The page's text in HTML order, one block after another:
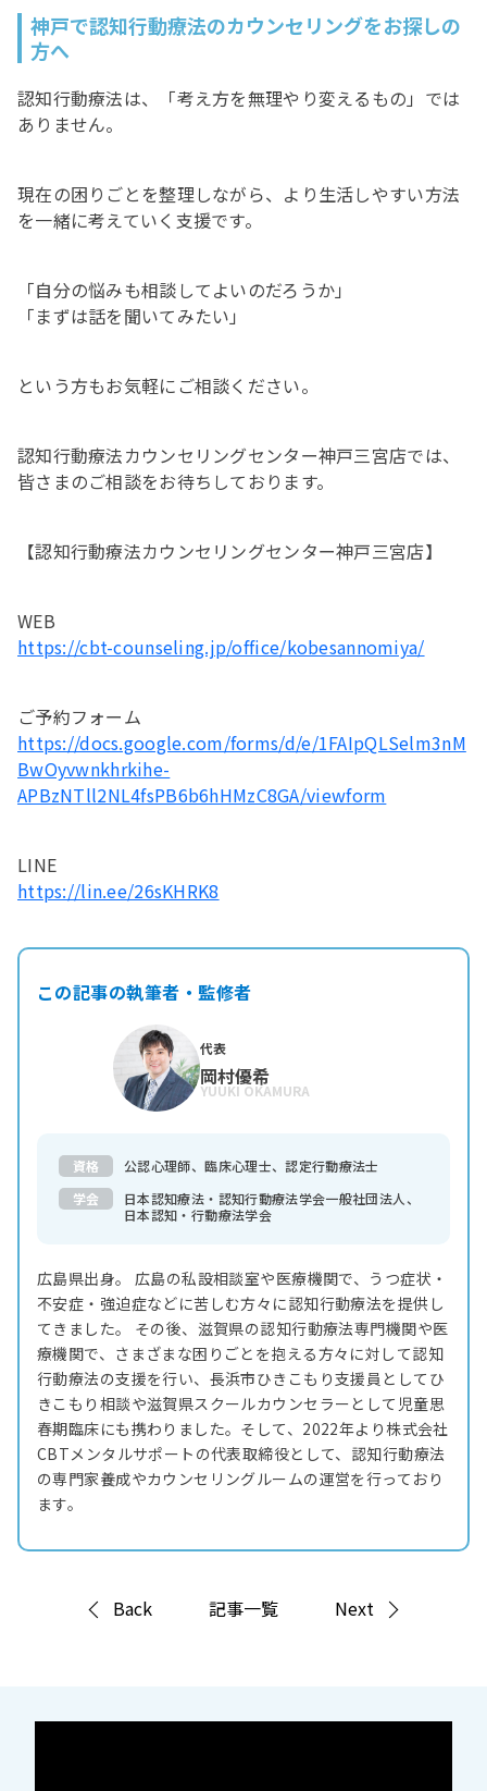
神戸で認知行動療法のカウンセリングをお探しの
方へ
認知行動療法は、「考え方を無理やり変えるもの」では
ありません。
現在の困りごとを整理しながら、より生活しやすい方法
を一緒に考えていく支援です。
「自分の悩みも相談してよいのだろうか」
「まずは話を聞いてみたい」
という方もお気軽にご相談ください。
認知行動療法カウンセリングセンター神戸三宮店では、
皆さまのご相談をお待ちしております。
【認知行動療法カウンセリングセンター神戸三宮店】
WEB
https://cbt-counseling.jp/office/kobesannomiya/
ご予約フォーム
https://docs.google.com/forms/d/e/1FAIpQLSelm3nM
BwOyvwnkhrkihe-
APBzNTll2NL4fsPB6b6hHMzC8GA/viewform
LINE
https://lin.ee/26sKHRK8
この記事の執筆者・監修者
代表
岡村優希
YUUKI OKAMURA
資格
公認心理師、臨床心理士、認定行動療法士
学会
日本認知療法・認知行動療法学会一般社団法人、
日本認知・行動療法学会
広島県出身。 広島の私設相談室や医療機関で、うつ症状・
不安症・強迫症などに苦しむ方々に認知行動療法を提供し
てきました。 その後、滋賀県の認知行動療法専門機関や医
療機関で、さまざまな困りごとを抱える方々に対して認知
行動療法の支援を行い、長浜市ひきこもり支援員としてひ
きこもり相談や滋賀県スクールカウンセラーとして児童思
春期臨床にも携わりました。そして、2022年より株式会社
CBTメンタルサポートの代表取締役として、認知行動療法
の専門家養成やカウンセリングルームの運営を行っており
ます。
Back 記事一覧 Next